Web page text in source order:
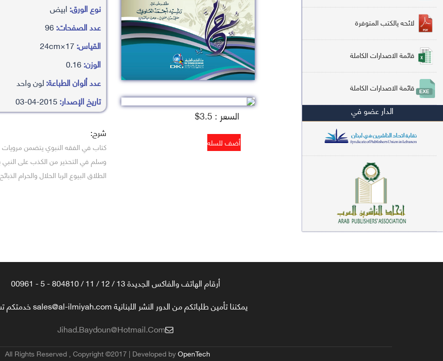
فقه شافعي (132)
فقه حنفي (113)
فقه مالكي (112)
تفسير قرآن (106)
علم كلام (96)
أخلاق وتصوف (91)
سير وتراجم (90)
معاجم لغوية (89)
سيرة نبوية وتصوف (81)
دراسات إسلامية (75)
شعر (72)
لائحه يالكتب المتوفرة
قائمة الاصدارات الكاملة
قائمة الاصدارات الكاملة
الدار عضو في السعر : 3.5$
نوع الورق:ابيض
عدد الصفحات:96
القياس:17×24cm
الوزن:0.16
عدد ألوان الطباعة:لون واحد
تاريخ الإصدار:
شرح:
كتاب في الفقه النبوي يتضمن مرويات
وسلم في التحذير من الكذب على النبي
الطلاق البيوع الربا الحلال والحرام
أرقام الهاتف والفاكس الجديدة 13 / 12 / 11 / 804810 - 5 - 00961
يمكننا تأمين طلباتكم من الدور النشر اللبنانية sales@al-ilmiyah.com خدمتكم تسعدنا
Jihad.baydoun@hotmail.com
All Rights Reserved , Copyright ©2017 | Developed byOpenTech